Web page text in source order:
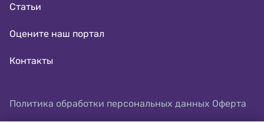
Статьи
Оцените наш портал
Контакты
Политика обработки персональных данных Оферта